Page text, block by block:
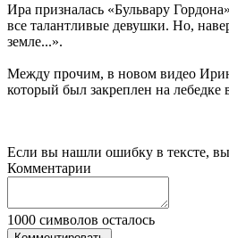
Ира призналась «Бульвару
все талантливые девушки. Но,
земле...».
Между прочим, в новом видео
который был закреплен на
Если вы нашли ошибку в тексте,
Комментарии
1000 символов осталось